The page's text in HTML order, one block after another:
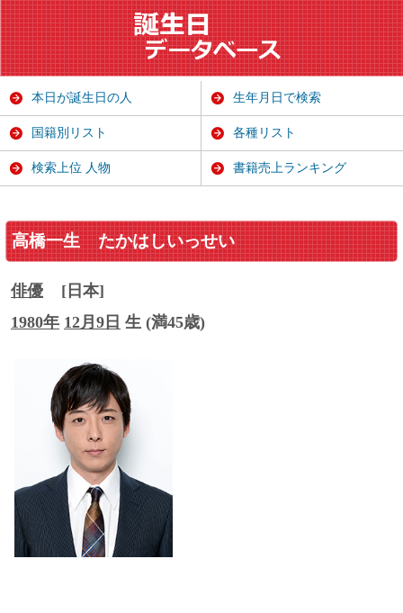
高橋一生 たかはしいっせい
俳優
[日本]
1980年 12月9日 生 (満45歳)
本日が誕生日の人 生年月日で検索
国籍別リスト 各種リスト
検索上位 人物 書籍売上ランキング